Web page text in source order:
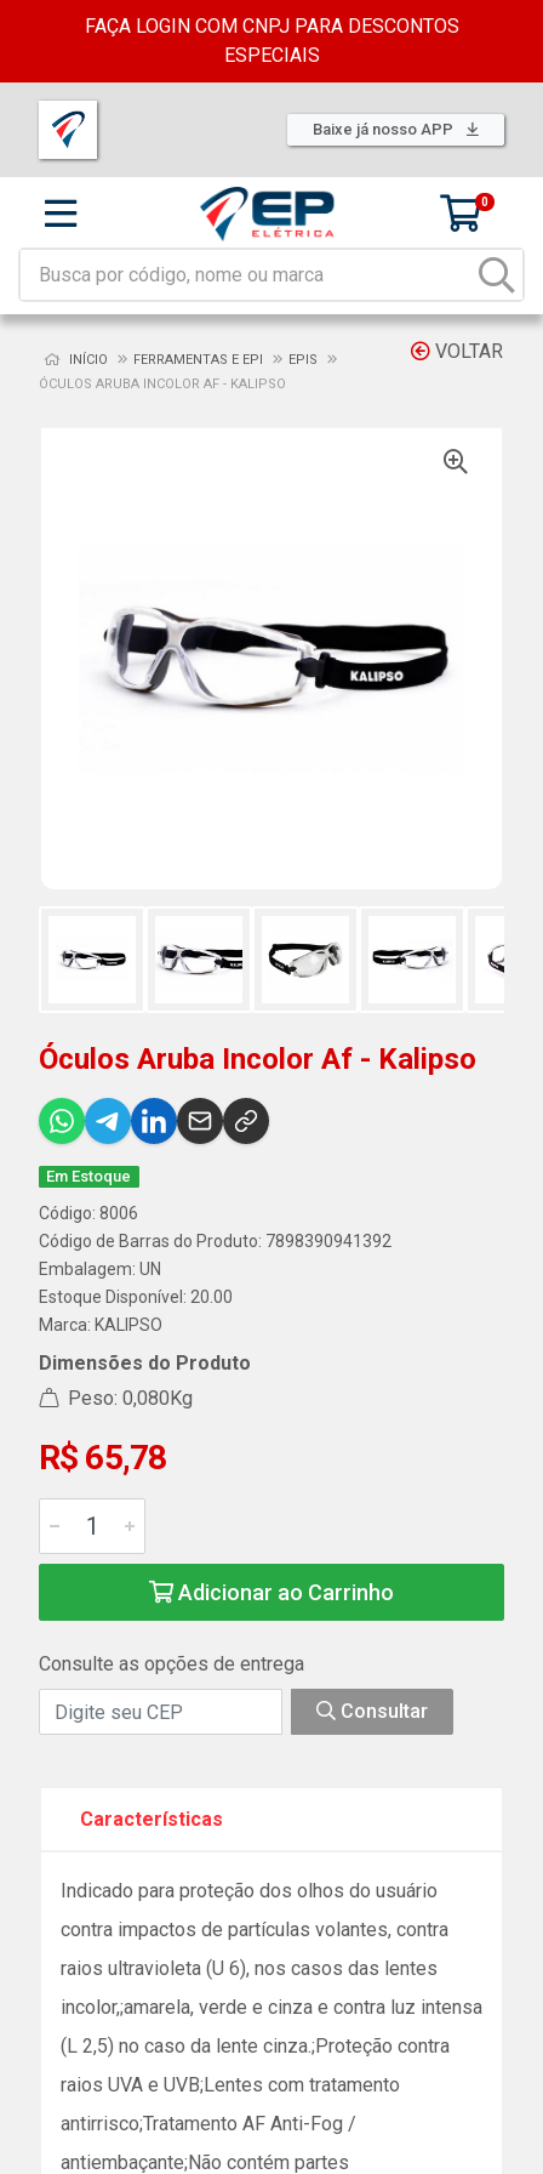
FAÇA LOGIN COM CNPJ PARA DESCONTOS
ESPECIAIS
Baixe já nosso APP
0
VOLTAR
INÍCIO FERRAMENTAS E EPI
EPIS
ÓCULOS ARUBA INCOLOR AF - KALIPSO
Óculos Aruba Incolor Af - Kalipso
Em Estoque
Código: 8006
Código de Barras do Produto: 7898390941392
Embalagem: UN
Estoque Disponível: 20.00
Marca: KALIPSO
Dimensões do Produto
Peso: 0,080Kg
R$ 65,78
Adicionar ao Carrinho
Consulte as opções de entrega
Consultar
Características
Indicado para proteção dos olhos do usuário
contra impactos de partículas volantes, contra
raios ultravioleta (U 6), nos casos das lentes
incolor,;amarela, verde e cinza e contra luz intensa
(L 2,5) no caso da lente cinza.;Proteção contra
raios UVA e UVB;Lentes com tratamento
antirrisco;Tratamento AF Anti-Fog /
antiembaçante;Não contém partes